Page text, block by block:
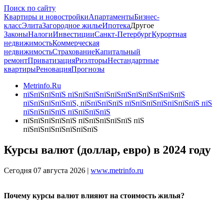
Поиск по сайту
Квартиры и новостройкиАпартаментыБизнес-
классЭлитаЗагородное жильеИпотекаДругое
ЗаконыНалогиИнвестицииСанкт-ПетербургКурортная
недвижимостьКоммерческая
недвижимостьСтрахованиеКапитальный
ремонтПриватизацияРиэлторыНестандартные
квартирыРеновацияПрогнозы
Metrinfo.Ru
пїЅпїЅпїЅпїЅ пїЅпїЅпїЅпїЅпїЅпїЅпїЅпїЅпїЅпїЅпїЅ
пїЅпїЅпїЅпїЅпїЅ, пїЅпїЅпїЅпїЅ пїЅпїЅпїЅпїЅпїЅпїЅпїЅ пїЅ
пїЅпїЅпїЅпїЅ пїЅпїЅпїЅпїЅ
пїЅпїЅпїЅпїЅпїЅ пїЅпїЅпїЅпїЅпїЅ пїЅ
пїЅпїЅпїЅпїЅпїЅпїЅпїЅ
Курсы валют (доллар, евро) в 2024 году
Сегодня 07 августа 2026 | www.metrinfo.ru
Почему курсы валют влияют на стоимость жилья?